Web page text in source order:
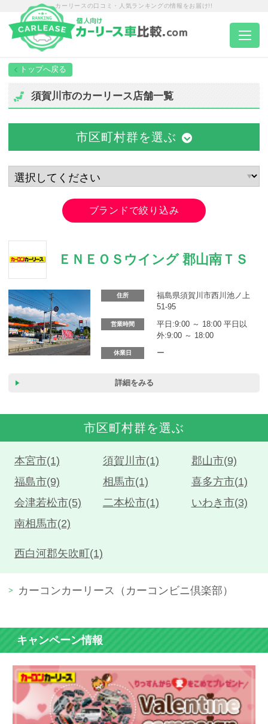
カーリースの口コミ・人気ランキングの情報をお届け!!
トップページ
エリア別ランキング
エリア別店舗一覧
お役立ち記事
須賀川市のカーリース店舗一覧
市区町村群を選ぶ
ブランドで絞り込み
ＥＮＥＯＳウイング 郡山南ＴＳ
住所
福島県須賀川市西川池ノ上
51-95
営業時間
平日:9:00 ～ 18:00 平日以
外:9:00 ～ 18:00
休業日 ー
詳細をみる
市区町村群を選ぶ
本宮市(1) 須賀川市(1)
郡山市(9)
福島市(9)
相馬市(1)
喜多方市(1)
会津若松市(5)
二本松市(1)
いわき市(3)
南相馬市(2)
西白河郡矢吹町(1)
カーコンカーリース（カーコンビニ倶楽部）
キャンペーン情報